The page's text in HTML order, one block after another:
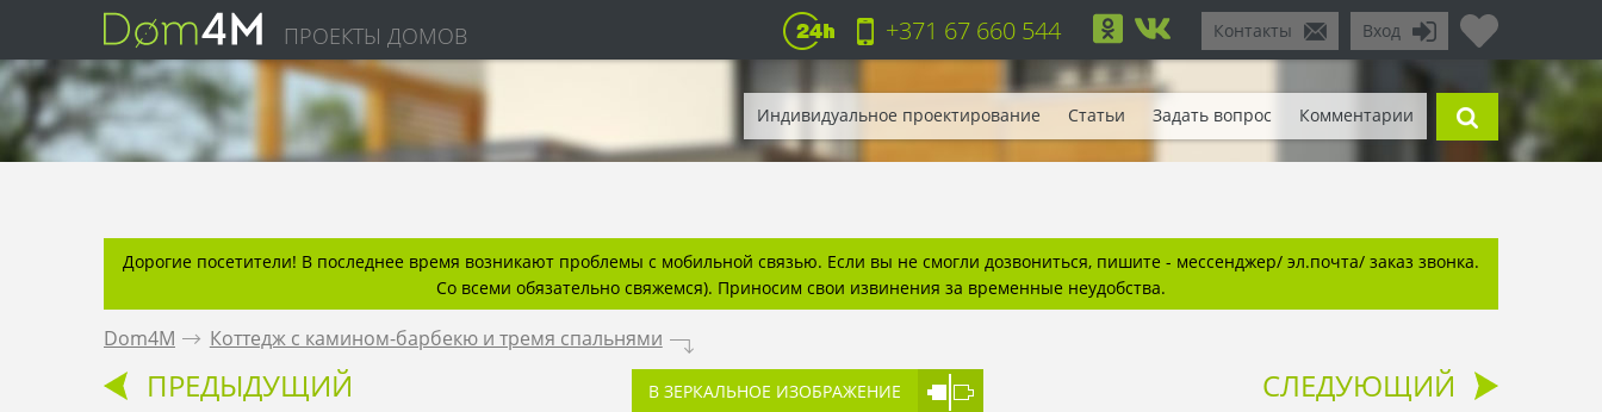
ПРОЕКТЫ ДОМОВ Вход
Контакты
+371 67 660 544
Индивидуальное проектирование Статьи Задать вопрос Комментарии
Дорогие посетители! В последнее время возникают проблемы с мобильной связью. Если вы не смогли дозвониться, пишите - мессенджер/ эл.почта/ заказ звонка.
Со всеми обязательно свяжемся). Приносим свои извинения за временные неудобства.
Dom4M . Коттедж с камином-барбекю и тремя спальнями .
ПРЕДЫДУЩИЙ В ЗЕРКАЛЬНОЕ ИЗОБРАЖЕНИЕ СЛЕДУЮЩИЙ